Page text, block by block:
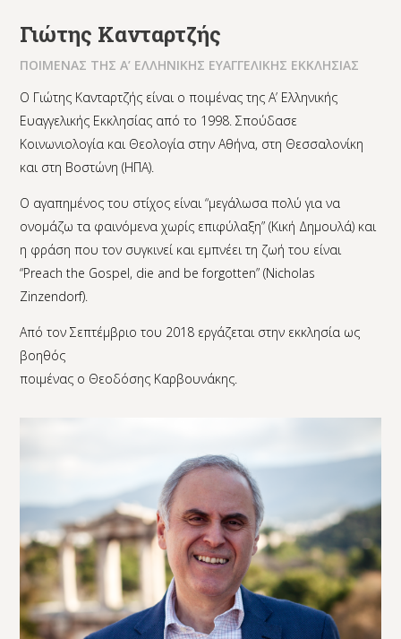
Γιώτης Κανταρτζής
ΠΟΙΜΕΝΑΣ ΤΗΣ Α’ ΕΛΛΗΝΙΚΗΣ ΕΥΑΓΓΕΛΙΚΗΣ ΕΚΚΛΗΣΙΑΣ
Ο Γιώτης Κανταρτζής είναι ο ποιμένας της Α’ Ελληνικής
Ευαγγελικής Εκκλησίας από το 1998. Σπούδασε
Κοινωνιολογία και Θεολογία στην Αθήνα, στη Θεσσαλονίκη
και στη Βοστώνη (ΗΠΑ).
Ο αγαπημένος του στίχος είναι “μεγάλωσα πολύ για να
ονομάζω τα φαινόμενα χωρίς επιφύλαξη” (Κική Δημουλά) και
η φράση που τον συγκινεί και εμπνέει τη ζωή του είναι
“Preach the Gospel, die and be forgotten” (Nicholas
Zinzendorf).
Από τον Σεπτέμβριο του 2018 εργάζεται στην εκκλησία ως
βοηθός
ποιμένας ο Θεοδόσης Καρβουνάκης.